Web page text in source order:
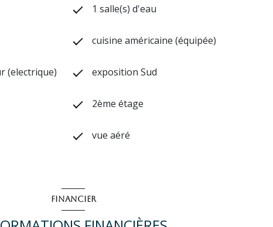
1 salle(s) d'eau
cuisine américaine (équipée)
(electrique) exposition Sud
2ème étage
vue aéré
FINANCIER